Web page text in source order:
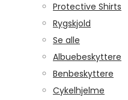
Protective Shirts
Rygskjold
Se alle
Albuebeskyttere
Benbeskyttere
Cykelhjelme